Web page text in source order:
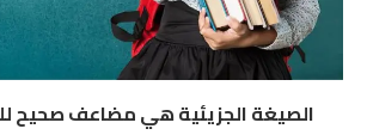
الصيغة الجزيئية هي مضاعف صحيح